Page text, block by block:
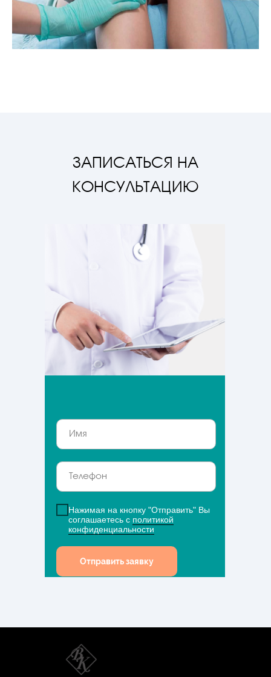
Нажимая на кнопку "Отправить" Вы
соглашаетесь с политикой
конфиденциальности
Отправить заявку
ЗАПИСАТЬСЯ НА
КОНСУЛЬТАЦИЮ